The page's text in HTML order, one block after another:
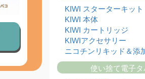
2026,06,13
JUUL対応型ブランド altpods /
たしました!!
2026,06,01
6月 - フレーバーランキング
2026,05,29
【本日限定】ワールドカップ開
KIWI スターターキット
KIWI 本体
KIWI カートリッジ
KIWIアクセサリー
ニコチンリキッド＆添
使い捨て電子タ